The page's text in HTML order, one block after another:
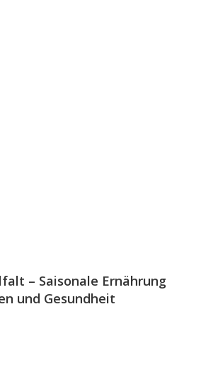
– Saisonale Ernährung
und Gesundheit